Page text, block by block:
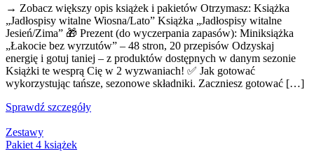
→ Zobacz większy opis książek i pakietów Otrzymasz: Książka
„Jadłospisy witalne Wiosna/Lato” Książka „Jadłospisy witalne
Jesień/Zima” 🎁 Prezent (do wyczerpania zapasów): Miniksiążka
„Łakocie bez wyrzutów” – 48 stron, 20 przepisów Odzyskaj
energię i gotuj taniej – z produktów dostępnych w danym sezonie
Książki te wesprą Cię w 2 wyzwaniach! ✅ Jak gotować
wykorzystując tańsze, sezonowe składniki. Zaczniesz gotować […]
Sprawdź szczegóły
Zestawy
Pakiet 4 książek